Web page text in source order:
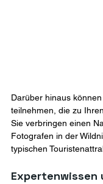
Darüber hinaus
teilnehmen, die zu
Sie verbringen einen
Fotografen in der
typischen
Expertenwissen